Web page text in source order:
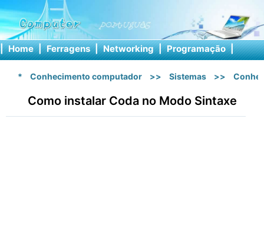
| Home | Ferragens | Networking | Programação |
* Conhecimento computador >> Sistemas >>
Como instalar Coda no Modo Sintaxe